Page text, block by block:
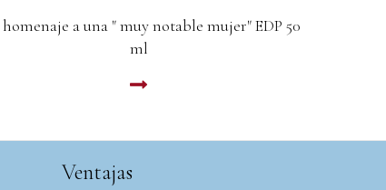
Un coctel adictivo EDP 50ml
Ventajas